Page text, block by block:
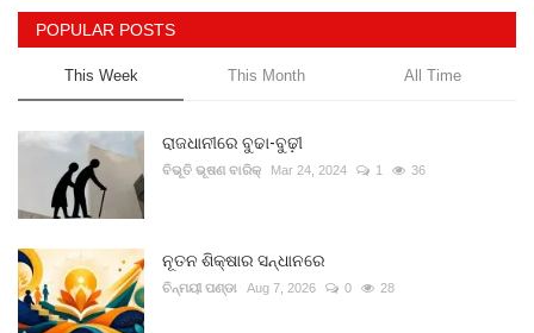
POPULAR POSTS
This Week This Month All Time
ରାଜଧାନୀରେ ବୁଢା-ବୁଢ଼ୀ
ବିଭୂତି ଭୂଷଣ ବାରିକ୍ Mar 24, 2024 1 36
ନୂତନ ଶିକ୍ଷାର ସନ୍ଧାନରେ
ଚିନ୍ମୟୀ ପଣ୍ଡା Aug 7, 2026 0 28